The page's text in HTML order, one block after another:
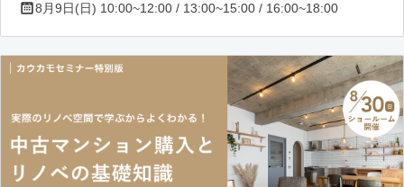
8月9日(日) 10:00~12:00 / 13:00~15:00 / 16:00~18:00